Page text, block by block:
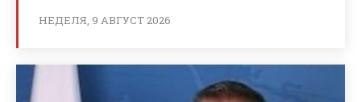
НЕДЕЛЯ, 9 АВГУСТ 2026